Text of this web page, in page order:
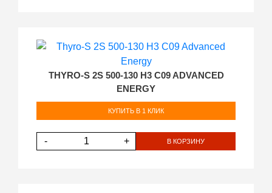
THYRO-S 2S 500-130 H3 C09 ADVANCED
ENERGY
КУПИТЬ В 1 КЛИК
- + В КОРЗИНУ